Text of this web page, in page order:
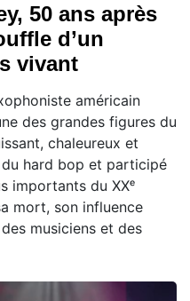
50 ans après
d’un
vivant
américain
des grandes figures du
chaleureux et
du hard bop et participé
importants du XXᵉ
mort, son influence
musiciens et des